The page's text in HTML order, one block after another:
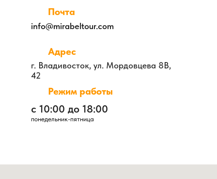
Почта
Адрес
Режим работы
info@mirabeltour.com
г. Владивосток, ул. Мордовцева 8В,
42
с 10:00 до 18:00
понедельник-пятница